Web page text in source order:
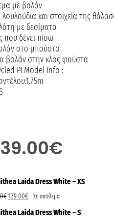
με βολάν
και στοιχεία της
με δεσίματα
δένει πίσω
στο μπούστο
βολάν στην κλος φούστα
PLModel Info :
€
Laida Dress White – XS
€ 139.00€ Σε απόθεμα
Laida Dress White – S